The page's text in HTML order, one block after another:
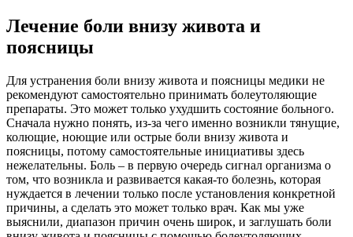
Лечение боли внизу живота и
поясницы
Для устранения боли внизу живота и поясницы медики не
рекомендуют самостоятельно принимать болеутоляющие
препараты. Это может только ухудшить состояние больного.
Сначала нужно понять, из-за чего именно возникли тянущие,
колющие, ноющие или острые боли внизу живота и
поясницы, потому самостоятельные инициативы здесь
нежелательны. Боль – в первую очередь сигнал организма о
том, что возникла и развивается какая-то болезнь, которая
нуждается в лечении только после установления конкретной
причины, а сделать это может только врач. Как мы уже
выяснили, диапазон причин очень широк, и заглушать боли